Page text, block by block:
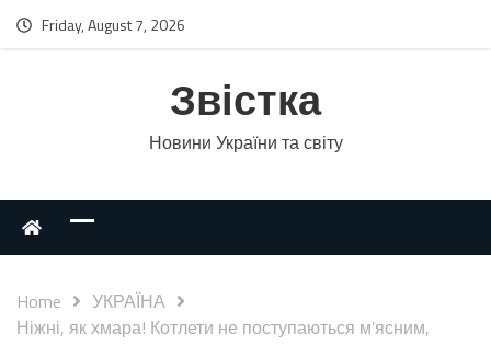
Friday, August 7, 2026
Звістка
Новини України та світу
Home
УКРАЇНА
Ніжні, як хмара! Котлети не поступаються м’ясним,